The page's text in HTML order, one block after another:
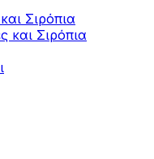
Σιρόπια
και Σιρόπια